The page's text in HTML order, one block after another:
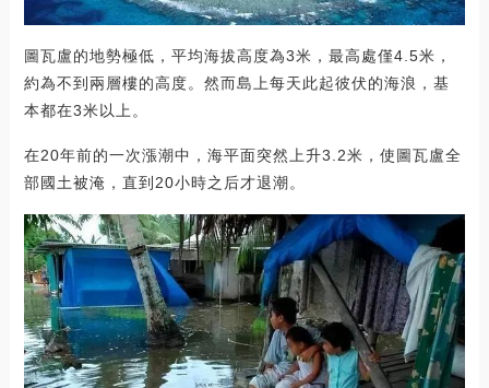
圖瓦盧的地勢極低，平均海拔高度為3米，最高處僅4.5米，
約為不到兩層樓的高度。然而島上每天此起彼伏的海浪，基
本都在3米以上。
在20年前的一次漲潮中，海平面突然上升3.2米，使圖瓦盧全
部國土被淹，直到20小時之后才退潮。